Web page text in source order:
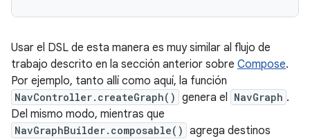
Usar el DSL de esta manera es muy similar al flujo de
trabajo descrito en la sección anterior sobre Compose.
Por ejemplo, tanto allí como aquí, la función
NavController.createGraph() genera el NavGraph .
Del mismo modo, mientras que
NavGraphBuilder.composable() agrega destinos